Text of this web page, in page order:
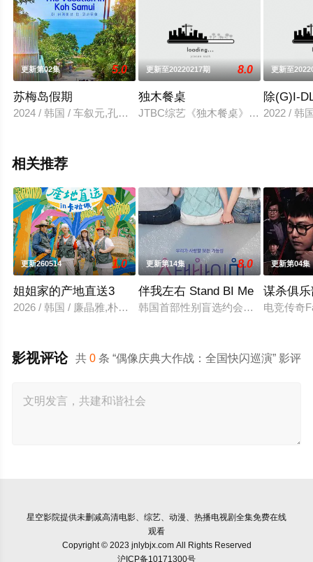
更新第02集 5.0
苏梅岛假期
2024 / 韩国 / 车叙元,孔璨,元太珉,燾宇
更新至20220217期 8.0
独木餐桌
JTBC综艺《独木餐桌》是一档让相
更新至
除(G)I-
2022 / 韩
相关推荐
更新260514 1.0
姐姐家的产地直送3
2026 / 韩国 / 廉晶雅,朴俊勉,金珍荣
更新第14集 8.0
伴我左右 Stand BI Me
韩国首部性别盲选约会真人秀，展现
更新第04集
谋杀俱
电竞传奇
共0 条 “偶像庆典大作战：全国快闪巡演” 影评
影视评论
星空影院提供未删减高清电影、综艺、动漫、热播电视剧全集免费在线
观看
Copyright © 2023 jnlybjx.com All Rights Reserved
沪ICP备10171300号